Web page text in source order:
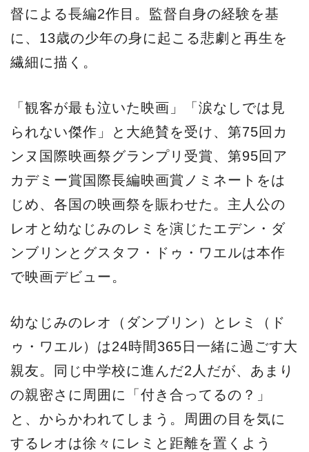
督による長編2作目。監督自身の経験を基
に、13歳の少年の身に起こる悲劇と再生を
繊細に描く。
「観客が最も泣いた映画」「涙なしでは見
られない傑作」と大絶賛を受け、第75回カ
ンヌ国際映画祭グランプリ受賞、第95回ア
カデミー賞国際長編映画賞ノミネートをは
じめ、各国の映画祭を賑わせた。主人公の
レオと幼なじみのレミを演じたエデン・ダ
ンブリンとグスタフ・ドゥ・ワエルは本作
で映画デビュー。
幼なじみのレオ（ダンブリン）とレミ（ド
ゥ・ワエル）は24時間365日一緒に過ごす大
親友。同じ中学校に進んだ2人だが、あまり
の親密さに周囲に「付き合ってるの？」
と、からかわれてしまう。周囲の目を気に
するレオは徐々にレミと距離を置くよう